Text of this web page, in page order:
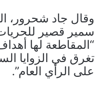
وقال جاد شحرور،
سمير قصير للحريات
“المقاطعة لها
تغرق في الزوايا
على الرأي العام”.